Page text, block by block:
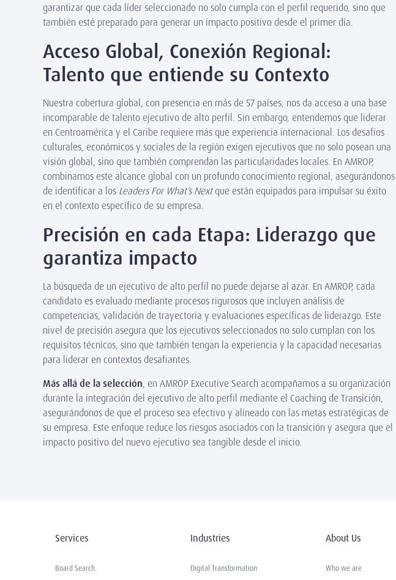
garantizar que cada líder seleccionado no solo cumpla con el perfil requerido, sino que
también esté preparado para generar un impacto positivo desde el primer día.
Acceso Global, Conexión Regional:
Talento que entiende su Contexto
Nuestra cobertura global, con presencia en más de 57 países, nos da acceso a una base
incomparable de talento ejecutivo de alto perfil. Sin embargo, entendemos que liderar
en Centroamérica y el Caribe requiere más que experiencia internacional. Los desafíos
culturales, económicos y sociales de la región exigen ejecutivos que no solo posean una
visión global, sino que también comprendan las particularidades locales. En AMROP,
combinamos este alcance global con un profundo conocimiento regional, asegurándonos
de identificar a los Leaders For What’s Nextque están equipados para impulsar su éxito
en el contexto específico de su empresa.
Precisión en cada Etapa: Liderazgo que
garantiza impacto
La búsqueda de un ejecutivo de alto perfil no puede dejarse al azar. En AMROP, cada
candidato es evaluado mediante procesos rigurosos que incluyen análisis de
competencias, validación de trayectoria y evaluaciones específicas de liderazgo. Este
nivel de precisión asegura que los ejecutivos seleccionados no solo cumplan con los
requisitos técnicos, sino que también tengan la experiencia y la capacidad necesarias
para liderar en contextos desafiantes.
Más allá de la selección, en AMROP Executive Search acompañamos a su organización
durante la integración del ejecutivo de alto perfil mediante el Coaching de Transición,
asegurándonos de que el proceso sea efectivo y alineado con las metas estratégicas de
su empresa. Este enfoque reduce los riesgos asociados con la transición y asegura que el
impacto positivo del nuevo ejecutivo sea tangible desde el inicio.
Services
Board Search
Industries
Digital Transformation
About Us
Who we are